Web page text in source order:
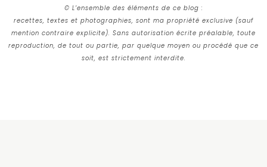
© L’ensemble des éléments de ce blog :
recettes, textes et photographies, sont ma propriété exclusive (sauf
mention contraire explicite). Sans autorisation écrite préalable, toute
reproduction, de tout ou partie, par quelque moyen ou procédé que ce
soit, est strictement interdite.